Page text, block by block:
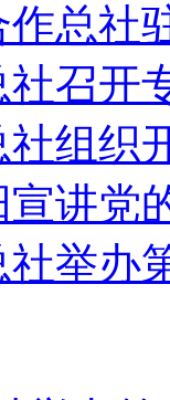
总社
召开
组织
讲党
举办